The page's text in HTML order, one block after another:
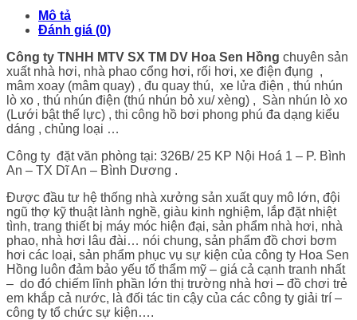
Mô tả
Đánh giá (0)
Công ty TNHH MTV SX TM DV Hoa Sen Hồng chuyên sản
xuất nhà hơi, nhà phao cổng hơi, rối hơi, xe điện đụng ,
mâm xoay (mâm quay) , đu quay thú, xe lửa điện , thú nhún
lò xo , thú nhún điện (thú nhún bỏ xu/ xèng) , Sàn nhún lò xo
(Lưới bật thể lực) , thi công hồ bơi phong phú đa dạng kiểu
dáng , chủng loại …
Công ty đặt văn phòng tại: 326B/ 25 KP Nội Hoá 1 – P. Bình
An – TX Dĩ An – Bình Dương .
Được đầu tư hệ thống nhà xưởng sản xuất quy mô lớn, đội
ngũ thợ kỹ thuật lành nghề, giàu kinh nghiệm, lắp đặt nhiệt
tình, trang thiết bị máy móc hiện đại, sản phẩm nhà hơi, nhà
phao, nhà hơi lâu đài… nói chung, sản phẩm đồ chơi bơm
hơi các loại, sản phẩm phục vụ sự kiện của công ty Hoa Sen
Hồng luôn đảm bảo yếu tố thẩm mỹ – giá cả cạnh tranh nhất
– do đó chiếm lĩnh phần lớn thị trường nhà hơi – đồ chơi trẻ
em khắp cả nước, là đối tác tin cậy của các công ty giải trí –
công ty tổ chức sự kiện….